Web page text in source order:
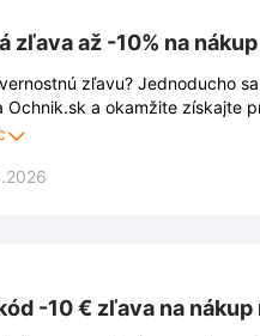
zľava až -10% na
zľavu? Jednoducho
Ochnik.sk a okamžite získajte
po úspešnej
-10 € zľava na nákup